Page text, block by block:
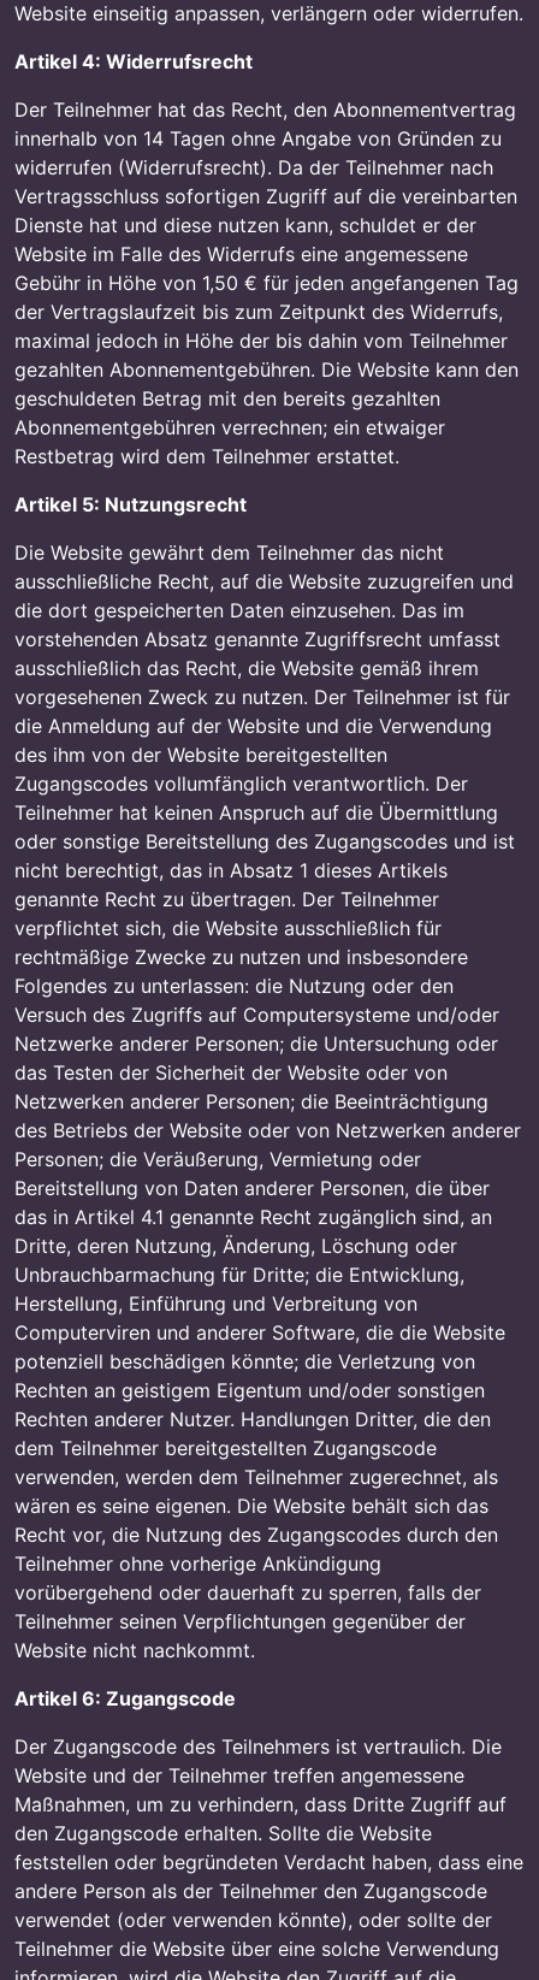
Website einseitig anpassen, verlängern oder widerrufen.
Artikel 4: Widerrufsrecht
Der Teilnehmer hat das Recht, den Abonnementvertrag
innerhalb von 14 Tagen ohne Angabe von Gründen zu
widerrufen (Widerrufsrecht). Da der Teilnehmer nach
Vertragsschluss sofortigen Zugriff auf die vereinbarten
Dienste hat und diese nutzen kann, schuldet er der
Website im Falle des Widerrufs eine angemessene
Gebühr in Höhe von 1,50 € für jeden angefangenen Tag
der Vertragslaufzeit bis zum Zeitpunkt des Widerrufs,
maximal jedoch in Höhe der bis dahin vom Teilnehmer
gezahlten Abonnementgebühren. Die Website kann den
geschuldeten Betrag mit den bereits gezahlten
Abonnementgebühren verrechnen; ein etwaiger
Restbetrag wird dem Teilnehmer erstattet.
Artikel 5: Nutzungsrecht
Die Website gewährt dem Teilnehmer das nicht
ausschließliche Recht, auf die Website zuzugreifen und
die dort gespeicherten Daten einzusehen. Das im
vorstehenden Absatz genannte Zugriffsrecht umfasst
ausschließlich das Recht, die Website gemäß ihrem
vorgesehenen Zweck zu nutzen. Der Teilnehmer ist für
die Anmeldung auf der Website und die Verwendung
des ihm von der Website bereitgestellten
Zugangscodes vollumfänglich verantwortlich. Der
Teilnehmer hat keinen Anspruch auf die Übermittlung
oder sonstige Bereitstellung des Zugangscodes und ist
nicht berechtigt, das in Absatz 1 dieses Artikels
genannte Recht zu übertragen. Der Teilnehmer
verpflichtet sich, die Website ausschließlich für
rechtmäßige Zwecke zu nutzen und insbesondere
Folgendes zu unterlassen: die Nutzung oder den
Versuch des Zugriffs auf Computersysteme und/oder
Netzwerke anderer Personen; die Untersuchung oder
das Testen der Sicherheit der Website oder von
Netzwerken anderer Personen; die Beeinträchtigung
des Betriebs der Website oder von Netzwerken anderer
Personen; die Veräußerung, Vermietung oder
Bereitstellung von Daten anderer Personen, die über
das in Artikel 4.1 genannte Recht zugänglich sind, an
Dritte, deren Nutzung, Änderung, Löschung oder
Unbrauchbarmachung für Dritte; die Entwicklung,
Herstellung, Einführung und Verbreitung von
Computerviren und anderer Software, die die Website
potenziell beschädigen könnte; die Verletzung von
Rechten an geistigem Eigentum und/oder sonstigen
Rechten anderer Nutzer. Handlungen Dritter, die den
dem Teilnehmer bereitgestellten Zugangscode
verwenden, werden dem Teilnehmer zugerechnet, als
wären es seine eigenen. Die Website behält sich das
Recht vor, die Nutzung des Zugangscodes durch den
Teilnehmer ohne vorherige Ankündigung
vorübergehend oder dauerhaft zu sperren, falls der
Teilnehmer seinen Verpflichtungen gegenüber der
Website nicht nachkommt.
Artikel 6: Zugangscode
Der Zugangscode des Teilnehmers ist vertraulich. Die
Website und der Teilnehmer treffen angemessene
Maßnahmen, um zu verhindern, dass Dritte Zugriff auf
den Zugangscode erhalten. Sollte die Website
feststellen oder begründeten Verdacht haben, dass eine
andere Person als der Teilnehmer den Zugangscode
verwendet (oder verwenden könnte), oder sollte der
Teilnehmer die Website über eine solche Verwendung